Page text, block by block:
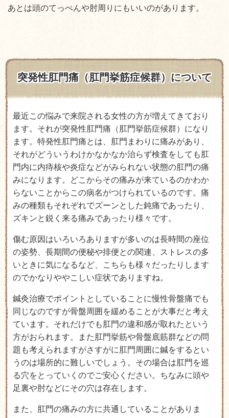
あとは頭のてっぺんや肘周りにもいいのがあります。
突発性肛門痛（肛門挙筋症候群）について
最近この悩みで来院される女性の方が増えてきており
ます。それが突発性肛門痛（肛門挙筋症候群）になり
ます。特発性肛門痛とは、肛門まわりに痛みがあり、
それがどういうわけかなかなか治らず検査をしても肛
門内に内痔核や炎症などがみられない状態の肛門の痛
みになります。どこからその痛みが来ているのかわか
らないことからこの病名がつけられているのです。痛
みの種類もそれぞれでズーンとした鈍痛であったり、
ズキンと鋭く来る痛みであったり様々です。
傷む原因はいろいろありますが多いのは長時間の座位
の姿勢、長期間の便秘や排便との関連、ストレスの多
いときに気になるなど、こちらも様々だったりします
のでかなりややこしい症状でありますね。
鍼灸治療でポイントとしていることに慢性骨盤痛でも
同じなのですが骨盤周囲を緩めることが大事だと考え
ています。それだけでも肛門の違和感が取れたという
方がおられます。また肛門挙筋や骨盤底筋群などの問
題も考えられますがさすがに肛門周囲に鍼をするとい
うのは場所的に難しいでしょう。その場合は肛門を巡
る穴をとっていくのでご安心ください。ちなみに頭や
足裏や肘などにその穴は存在します。
また、肛門の痛みの方に共通していることがありま